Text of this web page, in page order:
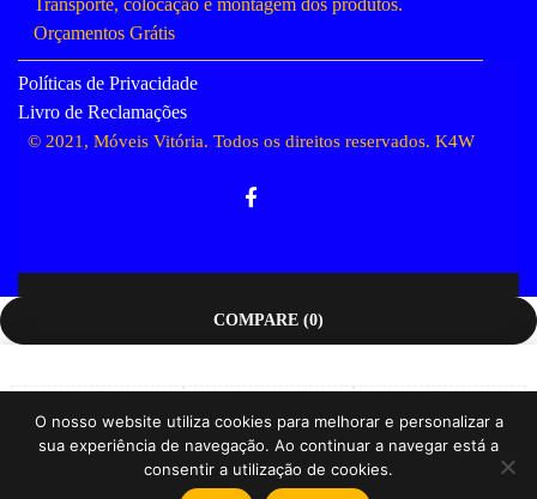
Orçamentos Grátis
Políticas de Privacidade
Livro de Reclamações
© 2021, Móveis Vitória. Todos os direitos reservados. K4W
COMPARE (0)
Compare
O nosso website utiliza cookies para melhorar e personalizar a
sua experiência de navegação. Ao continuar a navegar está a
consentir a utilização de cookies.